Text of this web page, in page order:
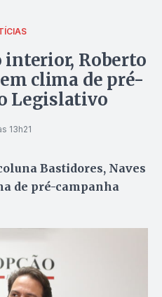
interior, Roberto
clima de pré-
Legislativo
13h21
Bastidores, Naves
de pré-campanha